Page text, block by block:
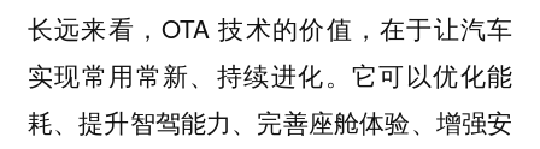
长远来看，OTA 技术的价值，在于让汽车
实现常用常新、持续进化。它可以优化能
耗、提升智驾能力、完善座舱体验、增强安